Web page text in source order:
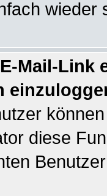
wieder
Mail-Link
diese